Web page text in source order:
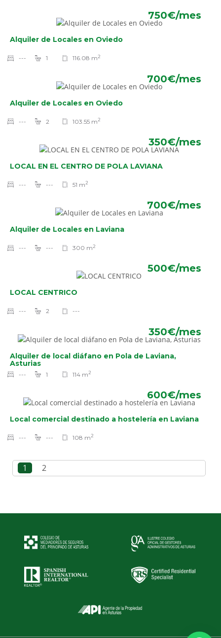
Alquiler de Locales en Oviedo
--- 1 116.08 m2
750€/mes
Alquiler de Locales en Oviedo
--- 2 103.55 m2
700€/mes
LOCAL EN EL CENTRO DE POLA LAVIANA
--- --- 51 m2
350€/mes
Alquiler de Locales en Laviana
--- --- 300 m2
700€/mes
LOCAL CENTRICO
--- 2 ---
500€/mes
Alquiler de local diáfano en Pola de Laviana,
Asturias
--- 1 114 m2
350€/mes
Local comercial destinado a hostelería en Laviana
--- --- 108 m2
600€/mes
1 2